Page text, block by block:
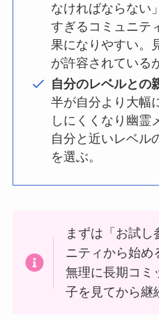
なければならない
すぎるコミュニテ
果になりやすい。
が許容されている
自分のレベルとの
半が自分より大幅
しにくくなり幽霊
自分と近いレベル
を選ぶ。
まずは「お試し
ニティから始め
無理に長期コミ
子を見てから継